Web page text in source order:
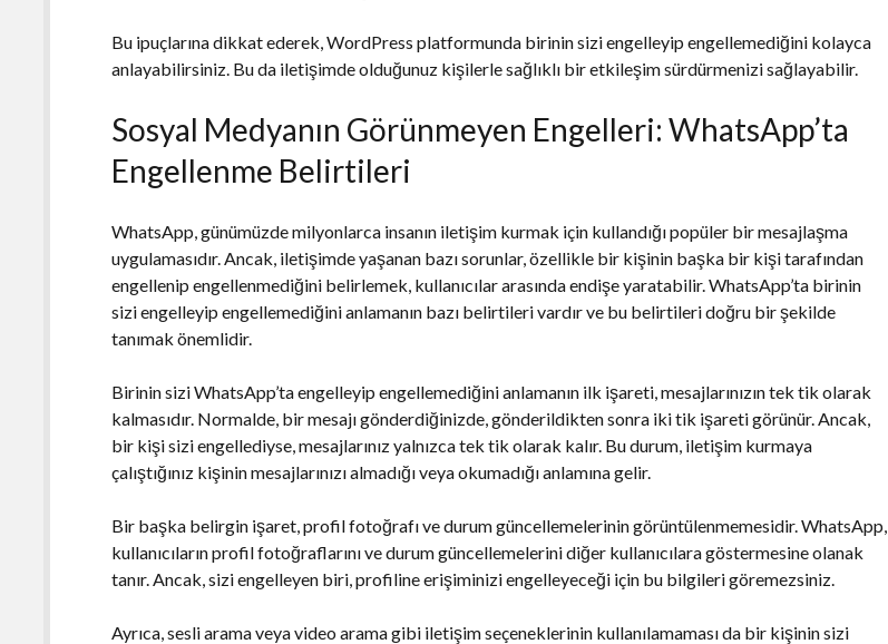
Bu ipuçlarına dikkat ederek, WordPress platformunda birinin sizi engelleyip engellemediğini kolayca
anlayabilirsiniz. Bu da iletişimde olduğunuz kişilerle sağlıklı bir etkileşim sürdürmenizi sağlayabilir.
Sosyal Medyanın Görünmeyen Engelleri: WhatsApp’ta
Engellenme Belirtileri
WhatsApp, günümüzde milyonlarca insanın iletişim kurmak için kullandığı popüler bir mesajlaşma
uygulamasıdır. Ancak, iletişimde yaşanan bazı sorunlar, özellikle bir kişinin başka bir kişi tarafından
engellenip engellenmediğini belirlemek, kullanıcılar arasında endişe yaratabilir. WhatsApp’ta birinin
sizi engelleyip engellemediğini anlamanın bazı belirtileri vardır ve bu belirtileri doğru bir şekilde
tanımak önemlidir.
Birinin sizi WhatsApp’ta engelleyip engellemediğini anlamanın ilk işareti, mesajlarınızın tek tik olarak
kalmasıdır. Normalde, bir mesajı gönderdiğinizde, gönderildikten sonra iki tik işareti görünür. Ancak,
bir kişi sizi engellediyse, mesajlarınız yalnızca tek tik olarak kalır. Bu durum, iletişim kurmaya
çalıştığınız kişinin mesajlarınızı almadığı veya okumadığı anlamına gelir.
Bir başka belirgin işaret, profil fotoğrafı ve durum güncellemelerinin görüntülenmemesidir. WhatsApp,
kullanıcıların profil fotoğraflarını ve durum güncellemelerini diğer kullanıcılara göstermesine olanak
tanır. Ancak, sizi engelleyen biri, profiline erişiminizi engelleyeceği için bu bilgileri göremezsiniz.
Ayrıca, sesli arama veya video arama gibi iletişim seçeneklerinin kullanılamaması da bir kişinin sizi